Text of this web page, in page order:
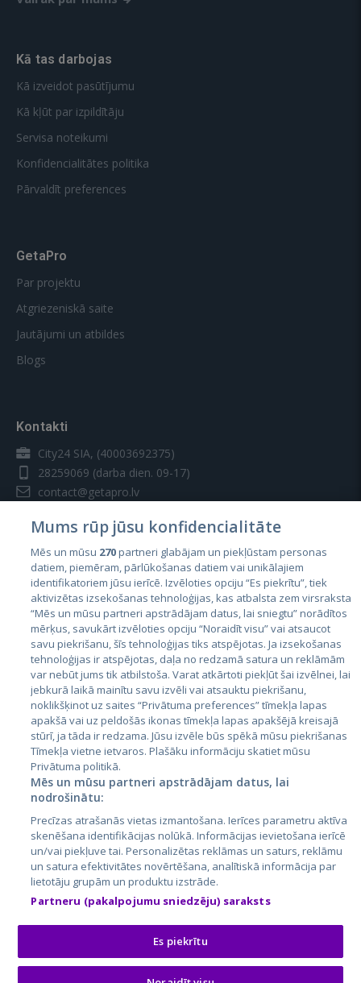
Kā tas darbojas
Kā izveidot pasūtījumu
Kā kļūt par izpildītāju
Servisa noteikumi
Konfidencialitātes politika
Pārvaldīt preferences
GetaPro
Par projektu
Atgriezeniskā saite
Jautājumi un atbildes
Blogs
Kontakti
City24 SIA, (40003692375)
28259069 (darba dien. 09-17)
contact@getapro.lv
Valstis
Igaunija
Latvija
Lietuva
City24.lv
City24.ee
GetaPro.lv
GetaPro.ee
Skelbiu.lt
Autoplius.lt
Aruodas.lt
CVbankas.lt
Kainos.lt
Paslaugos.lt
auto24.ee
Osta.ee
KuldneBörs.ee
Mums rūp jūsu konfidencialitāte
Mēs un mūsu 270partneri glabājam un piekļūstam personas
datiem, piemēram, pārlūkošanas datiem vai unikālajiem
identifikatoriem jūsu ierīcē. Izvēloties opciju “Es piekrītu”, tiek
aktivizētas izsekošanas tehnoloģijas, kas atbalsta zem virsraksta
“Mēs un mūsu partneri apstrādājam datus, lai sniegtu” norādītos
mērķus, savukārt izvēloties opciju “Noraidīt visu” vai atsaucot
savu piekrišanu, šīs tehnoloģijas tiks atspējotas. Ja izsekošanas
tehnoloģijas ir atspējotas, daļa no redzamā satura un reklāmām
var nebūt jums tik atbilstoša. Varat atkārtoti piekļūt šai izvēlnei, lai
jebkurā laikā mainītu savu izvēli vai atsauktu piekrišanu,
noklikšķinot uz saites “Privātuma preferences” tīmekļa lapas
apakšā vai uz peldošās ikonas tīmekļa lapas apakšējā kreisajā
stūrī, ja tāda ir redzama. Jūsu izvēle būs spēkā mūsu piekrišanas
Tīmekļa vietne ietvaros. Plašāku informāciju skatiet mūsu
Privātuma politikā.
Mēs un mūsu partneri apstrādājam datus, lai
nodrošinātu:
Precīzas atrašanās vietas izmantošana. Ierīces parametru aktīva
skenēšana identifikācijas nolūkā. Informācijas ievietošana ierīcē
un/vai piekļuve tai. Personalizētas reklāmas un saturs, reklāmu
un satura efektivitātes novērtēšana, analītiskā informācija par
lietotāju grupām un produktu izstrāde.
Partneru (pakalpojumu sniedzēju) saraksts
Es piekrītu